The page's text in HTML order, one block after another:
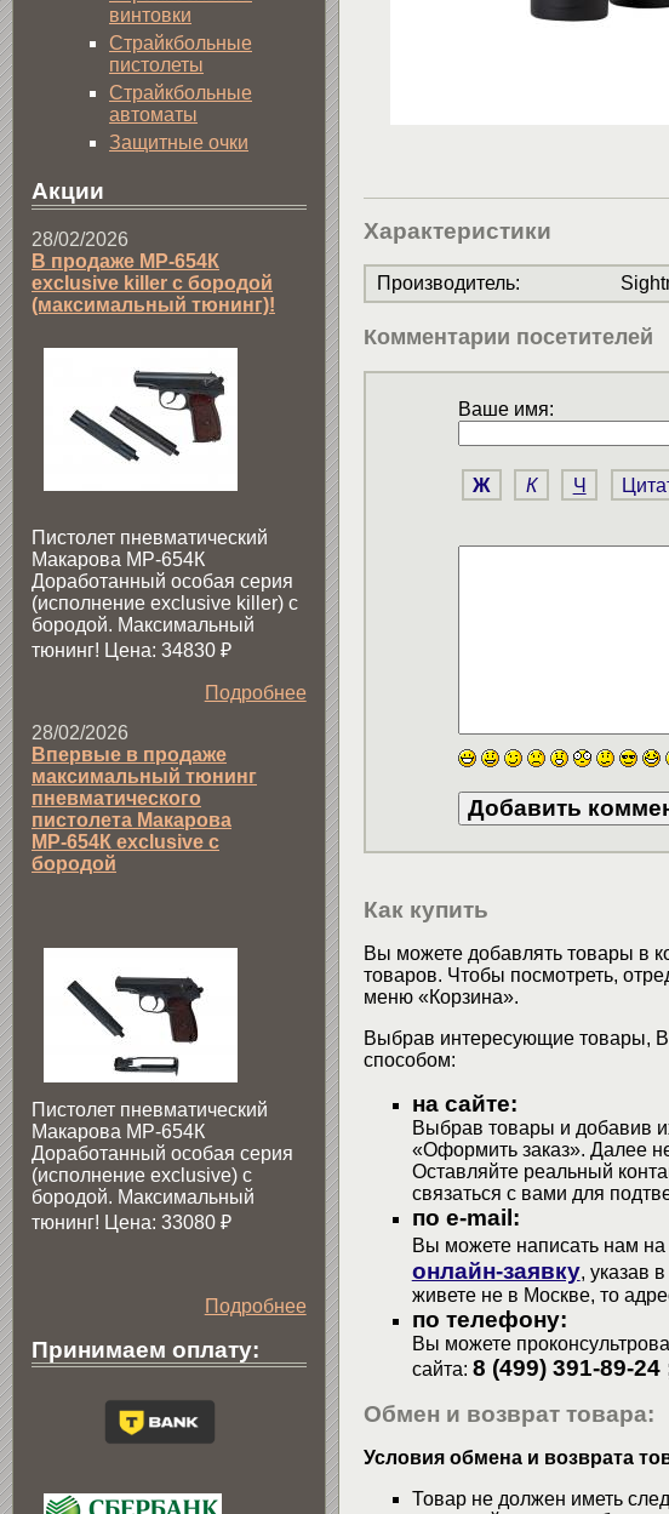
Характеристики
Производитель:
Комментарии посетителей
Ваше имя:
Ж К Ч
Как купить
Вы можете добавлять товары в
товаров. Чтобы посмотреть,
меню «Корзина».
Выбрав интересующие товары,
способом:
на сайте:
Выбрав товары и добавив
«Оформить заказ». Далее
Оставляйте реальный
связаться с вами для
по e-mail:
Вы можете написать нам на
онлайн-заявку, указав
живете не в Москве, то
по телефону:
Вы можете
сайта: 8 (499) 391-89-24
Обмен и возврат товара:
Условия обмена и возврата
Товар не должен иметь
винтовки
Страйкбольные
пистолеты
Страйкбольные
автоматы
Защитные очки
Акции
28/02/2026
В продаже МР-654К
exclusive killer с бородой
(максимальный тюнинг)!
Пистолет пневматический
Макарова МР-654К
Доработанный особая серия
(исполнение exclusive killer) с
бородой. Максимальный
тюнинг! Цена: 34830 ₽
Подробнее
28/02/2026
Впервые в продаже
максимальный тюнинг
пневматического
пистолета Макарова
МР-654К exclusive с
бородой
Пистолет пневматический
Макарова МР-654К
Доработанный особая серия
(исполнение exclusive) c
бородой. Максимальный
тюнинг! Цена: 33080 ₽
Подробнее
Принимаем оплату: